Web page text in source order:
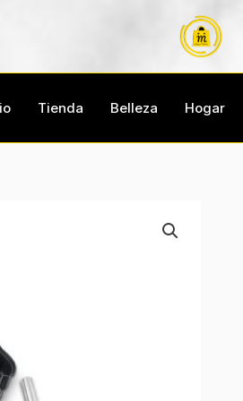
Tienda Belleza Hogar